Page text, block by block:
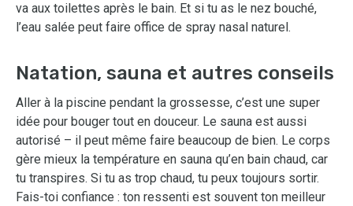
va aux toilettes après le bain. Et si tu as le nez bouché,
l’eau salée peut faire office de spray nasal naturel.
Natation, sauna et autres conseils
Aller à la piscine pendant la grossesse, c’est une super
idée pour bouger tout en douceur. Le sauna est aussi
autorisé – il peut même faire beaucoup de bien. Le corps
gère mieux la température en sauna qu’en bain chaud, car
tu transpires. Si tu as trop chaud, tu peux toujours sortir.
Fais-toi confiance : ton ressenti est souvent ton meilleur